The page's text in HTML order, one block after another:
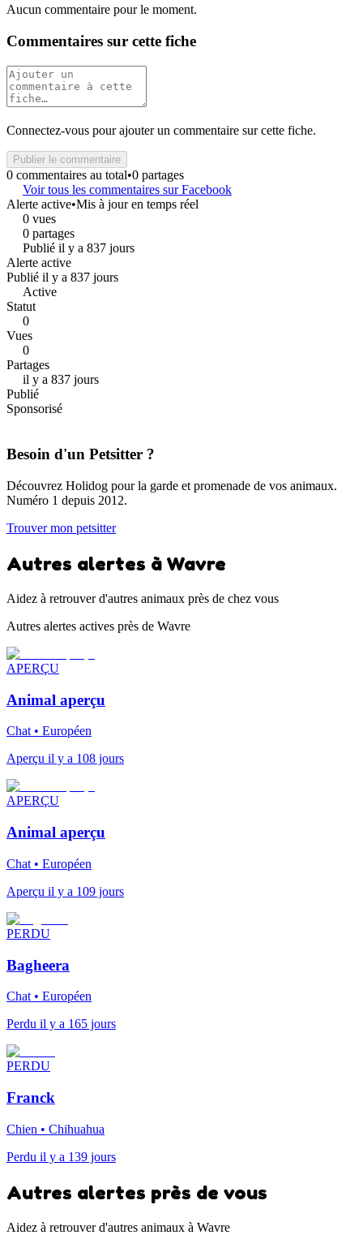
Aucun commentaire pour le moment.
Commentaires sur cette fiche
Connectez-vous pour ajouter un commentaire sur cette fiche.
Publier le commentaire
0 commentaires au total•0 partages
Voir tous les commentaires sur Facebook
Alerte active•Mis à jour en temps réel
0 vues
0 partages
Publié il y a 837 jours
Alerte active
Publié il y a 837 jours
Active
Statut
0
Vues
0
Partages
il y a 837 jours
Publié
Sponsorisé
Besoin d'un Petsitter ?
Découvrez Holidog pour la garde et promenade de vos animaux.
Numéro 1 depuis 2012.
Trouver mon petsitter
Autres alertes à Wavre
Aidez à retrouver d'autres animaux près de chez vous
Autres alertes actives près de Wavre
APERÇU
Animal aperçu
Chat • Européen
Aperçu il y a 108 jours
APERÇU
Animal aperçu
Chat • Européen
Aperçu il y a 109 jours
PERDU
Bagheera
Chat • Européen
Perdu il y a 165 jours
PERDU
Franck
Chien • Chihuahua
Perdu il y a 139 jours
Autres alertes près de vous
Aidez à retrouver d'autres animaux à Wavre